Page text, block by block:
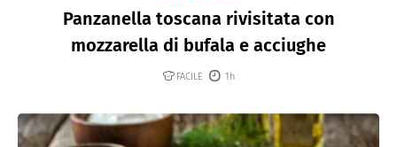
Panzanella toscana rivisitata con
mozzarella di bufala e acciughe
FACILE 1h